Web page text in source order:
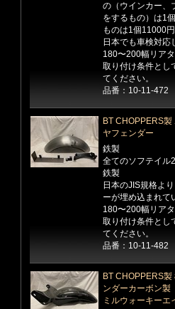
の（ウインカー、
をするもの）は1
ものは1個11000
日本でも車検対応
180〜200幅リア
取り付け条件とし
てください。
品番：10-11-472
BT CHOPPERS
ヤフェンダー
鉄製
全てのソフテイル
鉄製
日本のJIS規格よ
ーが埋め込まれて
180〜200幅リア
取り付け条件とし
てください。
品番：10-11-482
BT CHOPPERS
ンダーカーボン製
ミルウォーキーエ